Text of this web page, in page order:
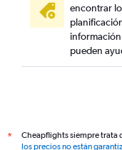
encontrar
pueden
*
Cheapflights siempre trata
los precios no están